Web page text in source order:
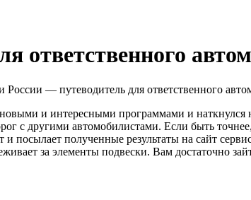
ответственного
России — путеводитель для ответственного
и интересными программами и наткнулся
с другими автомобилистами. Если быть
и посылает полученные результаты на сайт
за элементы подвески. Вам достаточно